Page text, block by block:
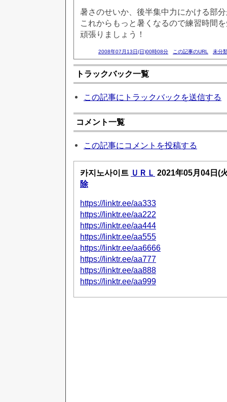
暑さのせいか、後半集中力にかける部
これからもっと暑くなるので練習時間
頑張りましょう！
2008年07月13日(日)00時08分 この記事のURL 未分
トラックバック一覧
この記事にトラックバックを送信する
コメント一覧
この記事にコメントを投稿する
카지노사이트 ＵＲＬ 2021年05月04日(
除
https://linktr.ee/aa333
https://linktr.ee/aa222
https://linktr.ee/aa444
https://linktr.ee/aa555
https://linktr.ee/aa6666
https://linktr.ee/aa777
https://linktr.ee/aa888
https://linktr.ee/aa999